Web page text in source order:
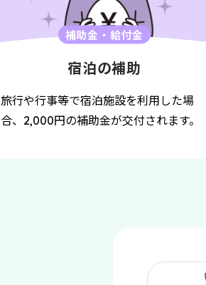
補助金・給付金
宿泊の補助
旅行や行事等で宿泊施設を利用した場
合、 2,000円の補助金が交付されます。